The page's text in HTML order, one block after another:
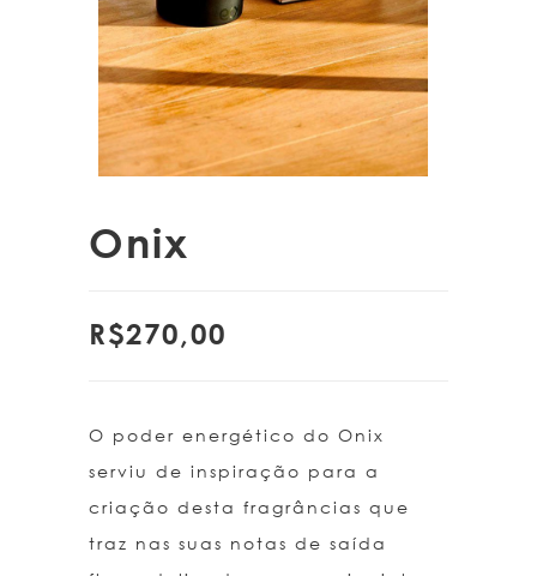
Onix
R$270,00
O poder energético do Onix
serviu de inspiração para a
criação desta fragrâncias que
traz nas suas notas de saída